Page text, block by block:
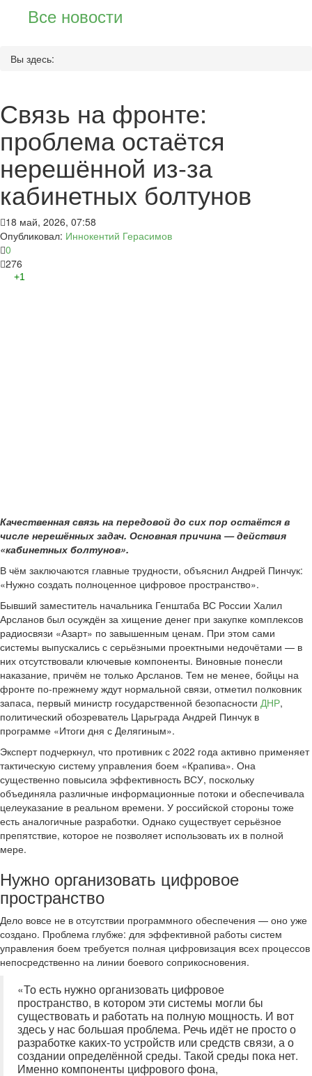
Все новости
Вы здесь:
Связь на фронте:
проблема остаётся
нерешённой из-за
кабинетных болтунов
18 май, 2026, 07:58
Опубликовал: Иннокентий Герасимов
0
276
+1
Качественная связь на передовой до сих пор остаётся в
числе нерешённых задач. Основная причина — действия
«кабинетных болтунов».
В чём заключаются главные трудности, объяснил Андрей Пинчук:
«Нужно создать полноценное цифровое пространство».
Бывший заместитель начальника Генштаба ВС России Халил
Арсланов был осуждён за хищение денег при закупке комплексов
радиосвязи «Азарт» по завышенным ценам. При этом сами
системы выпускались с серьёзными проектными недочётами — в
них отсутствовали ключевые компоненты. Виновные понесли
наказание, причём не только Арсланов. Тем не менее, бойцы на
фронте по-прежнему ждут нормальной связи, отметил полковник
запаса, первый министр государственной безопасности ДНР,
политический обозреватель Царьграда Андрей Пинчук в
программе «Итоги дня с Делягиным».
Эксперт подчеркнул, что противник с 2022 года активно применяет
тактическую систему управления боем «Крапива». Она
существенно повысила эффективность ВСУ, поскольку
объединяла различные информационные потоки и обеспечивала
целеуказание в реальном времени. У российской стороны тоже
есть аналогичные разработки. Однако существует серьёзное
препятствие, которое не позволяет использовать их в полной
мере.
Нужно организовать цифровое
пространство
Дело вовсе не в отсутствии программного обеспечения — оно уже
создано. Проблема глубже: для эффективной работы систем
управления боем требуется полная цифровизация всех процессов
непосредственно на линии боевого соприкосновения.
«То есть нужно организовать цифровое
пространство, в котором эти системы могли бы
существовать и работать на полную мощность. И вот
здесь у нас большая проблема. Речь идёт не просто о
разработке каких-то устройств или средств связи, а о
создании определённой среды. Такой среды пока нет.
Именно компоненты цифрового фона,